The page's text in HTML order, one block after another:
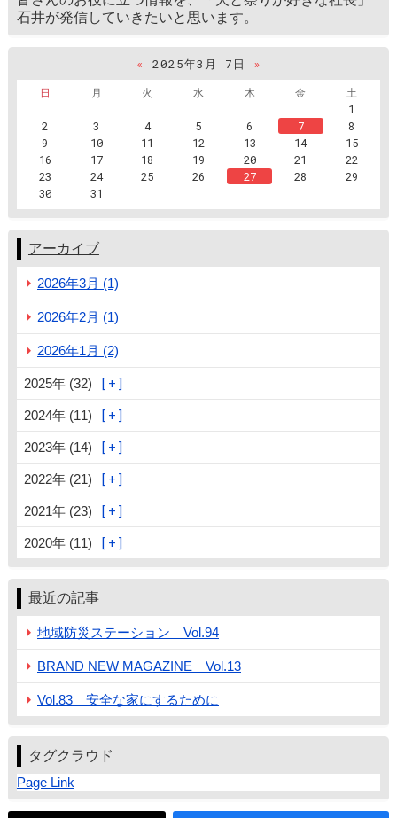
石井が発信していきたいと思います。
« 2025年3月 7日
»
日
月 火 水 木 金
土
1
2
3 4 5 6 7
8
9
10 11 12 13 14
15
16
17 18 19 20 21
22
23
24 25 26 27 28
29
30
31
アーカイブ
2026年3月 (1)
2026年2月 (1)
2026年1月 (2)
2025年 (32)
2024年 (11)
2023年 (14)
2022年 (21)
2021年 (23)
2020年 (11)
最近の記事
地域防災ステーション Vol.94
BRAND NEW MAGAZINE Vol.13
Vol.83 安全な家にするために
タグクラウド
Page Link